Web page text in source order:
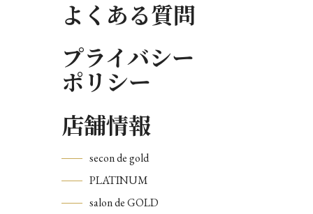
よくある質問
プライバシー
ポリシー
店舗情報
secon de gold
PLATINUM
salon de GOLD